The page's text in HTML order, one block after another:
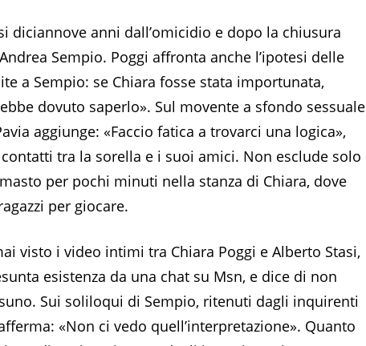
diciannove anni dall’omicidio e dopo la chiusura
Sempio. Poggi affronta anche l’ipotesi delle
a Sempio: se Chiara fosse stata importunata,
dovuto saperlo». Sul movente a sfondo sessuale
aggiunge: «Faccio fatica a trovarci una logica»,
tra la sorella e i suoi amici. Non esclude solo
per pochi minuti nella stanza di Chiara, dove
per giocare.
visto i video intimi tra Chiara Poggi e Alberto Stasi,
esistenza da una chat su Msn, e dice di non
Sui soliloqui di Sempio, ritenuti dagli inquirenti
«Non ci vedo quell’interpretazione». Quanto